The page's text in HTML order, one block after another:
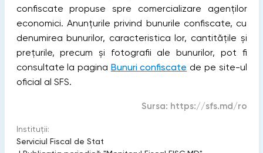
confiscate propuse spre comercializare agenţilor
economici. Anunțurile privind bunurile confiscate, cu
denumirea bunurilor, caracteristica lor, cantitățile și
prețurile, precum și fotografii ale bunurilor, pot fi
consultate la pagina Bunuri confiscate de pe site-ul
oficial al SFS.
Sursa: https://sfs.md/ro
Instituții:
Serviciul Fiscal de Stat